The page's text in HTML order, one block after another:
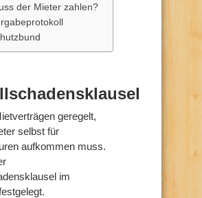
der Mieter zahlen?
geregelt,
selbst für
aufkommen muss.
im